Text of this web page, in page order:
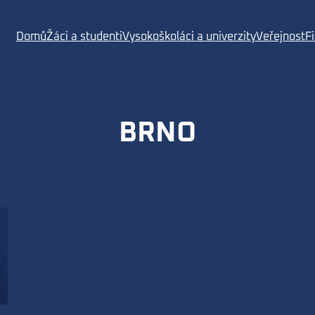
DomůŽáci a studentiVysokoškoláci a univerzityVeřejnost
BRNO